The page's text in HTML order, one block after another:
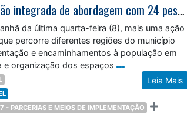
Programa Ruas da Esperança realiza ação integrada de abordagem com 24 pessoas em situação de rua em Caraguatatuba
da última quarta-feira (8), mais uma ação
percorre diferentes regiões do município
e encaminhamentos à população em
e organização dos espaços
Leia Mais
- PARCERIAS E MEIOS DE IMPLEMENTAÇÃO